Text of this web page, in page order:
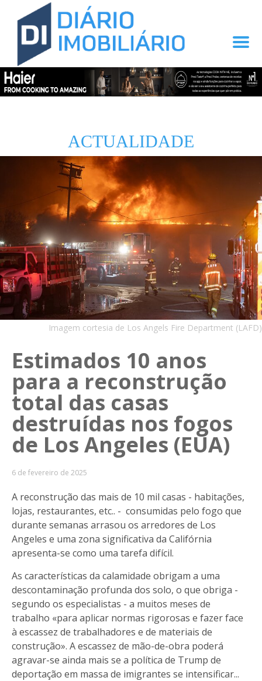
ACTUALIDADE
Imagem cortesia de Los Angels Fire Department (LAFD)
Estimados 10 anos
para a reconstrução
total das casas
destruídas nos fogos
de Los Angeles (EUA)
6 de fevereiro de 2025
A reconstrução das mais de 10 mil casas - habitações,
lojas, restaurantes, etc.. - consumidas pelo fogo que
durante semanas arrasou os arredores de Los
Angeles e uma zona significativa da Califórnia
apresenta-se como uma tarefa difícil.
As características da calamidade obrigam a uma
descontaminação profunda dos solo, o que obriga -
segundo os especialistas - a muitos meses de
trabalho «para aplicar normas rigorosas e fazer face
à escassez de trabalhadores e de materiais de
construção». A escassez de mão-de-obra poderá
agravar-se ainda mais se a política de Trump de
deportação em massa de imigrantes se intensificar...